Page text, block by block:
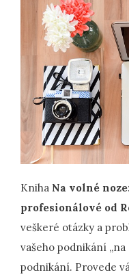
Kniha Na volné
profesionálové od
veškeré otázky a
vašeho podnikání
podnikání. Provede